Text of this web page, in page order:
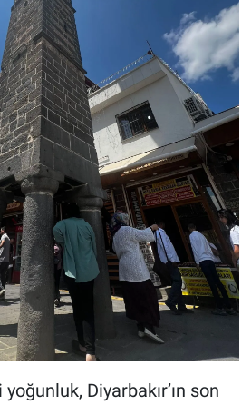
Diyarbakır’ın son